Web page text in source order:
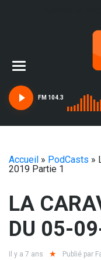
FM 104.3
Accueil » PodCasts »
2019 Partie 1
LA CARAVANE DU MATIN
DU 05-
Il y a 7 ans Publié par